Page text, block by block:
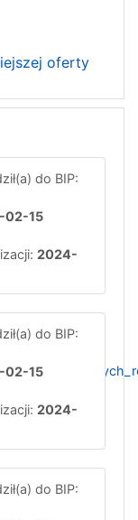
oferty
do BIP:
02-15
2024-
do BIP:
02-15
2024-
do BIP: